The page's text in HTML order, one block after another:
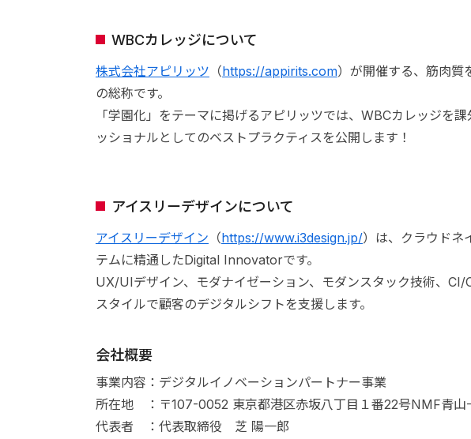
WBCカレッジについて
株式会社アピリッツ （https://appirits.com）が開催する、筋肉質
の総称です。
「学園化」をテーマに掲げるアピリッツでは、WBCカレッジを
ッショナルとしてのベストプラクティスを公開します！
アイスリーデザインについて
アイスリーデザイン （https://www.i3design.jp/）は、クラウドネ
テムに精通したDigital Innovatorです。
UX/UIデザイン、モダナイゼーション、モダンスタック技術、
スタイルで顧客のデジタルシフトを支援します。
会社概要
事業内容：デジタルイノベーションパートナー事業
所在地 ：〒107-0052 東京都港区赤坂八丁目１番22号NMF青山
代表者 ：代表取締役 芝 陽一郎